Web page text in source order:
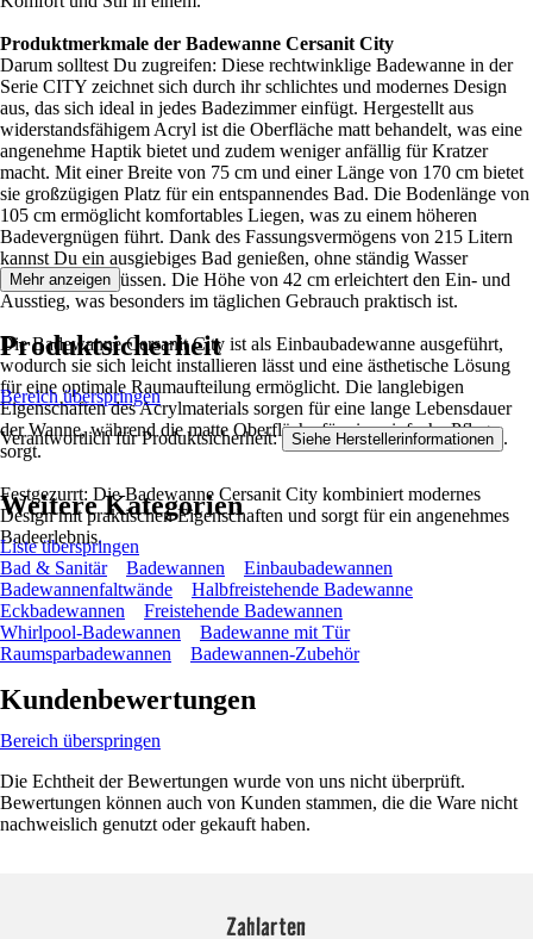
Produktmerkmale der Badewanne Cersanit City
Darum solltest Du zugreifen: Diese rechtwinklige Badewanne in der
Serie CITY zeichnet sich durch ihr schlichtes und modernes Design
aus, das sich ideal in jedes Badezimmer einfügt. Hergestellt aus
widerstandsfähigem Acryl ist die Oberfläche matt behandelt, was eine
angenehme Haptik bietet und zudem weniger anfällig für Kratzer
macht. Mit einer Breite von 75 cm und einer Länge von 170 cm bietet
sie großzügigen Platz für ein entspannendes Bad. Die Bodenlänge von
105 cm ermöglicht komfortables Liegen, was zu einem höheren
Badevergnügen führt. Dank des Fassungsvermögens von 215 Litern
kannst Du ein ausgiebiges Bad genießen, ohne ständig Wasser
nachfüllen zu müssen. Die Höhe von 42 cm erleichtert den Ein- und
Ausstieg, was besonders im täglichen Gebrauch praktisch ist.
Die Badewanne Cersanit City ist als Einbaubadewanne ausgeführt,
wodurch sie sich leicht installieren lässt und eine ästhetische Lösung
für eine optimale Raumaufteilung ermöglicht. Die langlebigen
Eigenschaften des Acrylmaterials sorgen für eine lange Lebensdauer
der Wanne, während die matte Oberfläche für eine einfache Pflege
sorgt.
Festgezurrt: Die Badewanne Cersanit City kombiniert modernes
Design mit praktischen Eigenschaften und sorgt für ein angenehmes
Badeerlebnis.
Mehr anzeigen
Produktsicherheit
Bereich überspringen
Verantwortlich für Produktsicherheit: Siehe Herstellerinformationen .
Weitere Kategorien
Liste überspringen
Bad & Sanitär
Badewannen
Einbaubadewannen
Badewannenfaltwände
Halbfreistehende Badewanne
Eckbadewannen
Freistehende Badewannen
Whirlpool-Badewannen
Badewanne mit Tür
Raumsparbadewannen
Badewannen-Zubehör
Kundenbewertungen
Bereich überspringen
Die Echtheit der Bewertungen wurde von uns nicht überprüft.
Bewertungen können auch von Kunden stammen, die die Ware nicht
nachweislich genutzt oder gekauft haben.
Zahlarten